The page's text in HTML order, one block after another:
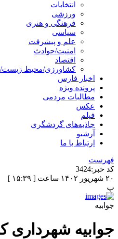
انتخابات
ورزشی
فرهنگی و هنری
سیاسی
علم و پیشرفت
امنیت/حوادث
اقتصاد
کشاورزی/محیط زیست/
اخبار فارس
پرونده ویژه
مطالبات مردمی
عکس
فیلم
جاذبه‌های گردشگری
آرشیو
ارتباط با ما
فهرست
کد خبر:3424
۲۰ شهریور ۱۴۰۲ ساعت [ ۱۵:۳۹ ]
پ
جوابیه
جوابیه شهرداری